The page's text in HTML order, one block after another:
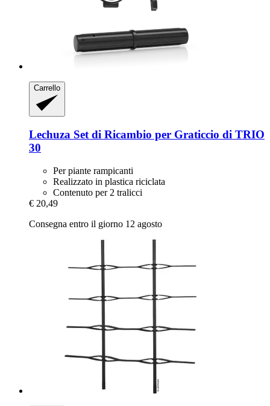
Carrello
Lechuza Set di Ricambio per Graticcio di TRIO
30
Per piante rampicanti
Realizzato in plastica riciclata
Contenuto per 2 tralicci
€ 20,49
Consegna entro il giorno 12 agosto